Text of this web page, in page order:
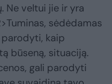
Ne veltui jie ir yra
sėdėdamas
kaip
būseną, situaciją.
gali parodyti